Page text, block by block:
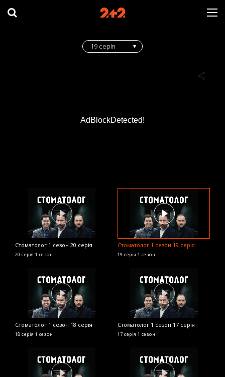
AdBlockDetected!
19 серія
Стоматолог 1 сезон 20 серія
20 серія 1 сезон
Стоматолог 1 сезон 19 серія
19 серія 1 сезон
Стоматолог 1 сезон 18 серія
18 серія 1 сезон
Стоматолог 1 сезон 17 серія
17 серія 1 сезон